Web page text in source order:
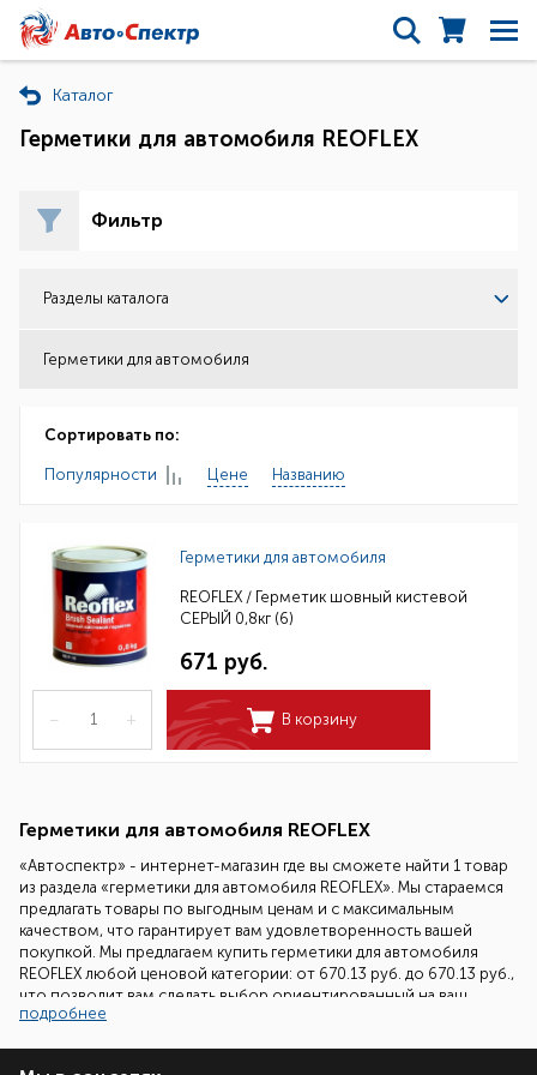
Каталог
Герметики для автомобиля REOFLEX
Фильтр
Разделы каталога
Герметики для автомобиля
Сортировать по:
Популярности Цене Названию
Герметики для автомобиля
REOFLEX / Герметик шовный кистевой
СЕРЫЙ 0,8кг (6)
671 руб.
– + В корзину
Герметики для автомобиля REOFLEX
«Автоспектр» - интернет-магазин где вы сможете найти 1 товар
из раздела «герметики для автомобиля REOFLEX». Мы стараемся
предлагать товары по выгодным ценам и с максимальным
качеством, что гарантирует вам удовлетворенность вашей
покупкой. Мы предлагаем купить герметики для автомобиля
REOFLEX любой ценовой категории: от 670.13 руб. до 670.13 руб.,
что позволит вам сделать выбор ориентированный на ваш
бюджет.
Наши специалисты всегда готовы помочь вам подобрать
подробнее